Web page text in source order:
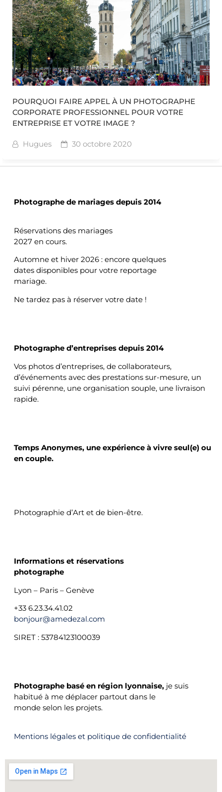
POURQUOI FAIRE APPEL À UN PHOTOGRAPHE
CORPORATE PROFESSIONNEL POUR VOTRE
ENTREPRISE ET VOTRE IMAGE ?
Hugues 30 octobre 2020
Photographe de mariages depuis 2014
Réservations des mariages
2027 en cours.
Automne et hiver 2026 : encore quelques
dates disponibles pour votre reportage
mariage.
Ne tardez pas à réserver votre date !
Photographe d’entreprises depuis 2014
Vos photos d’entreprises, de collaborateurs,
d’événements avec des prestations sur-mesure, un
suivi pérenne, une organisation souple, une livraison
rapide.
Temps Anonymes, une expérience à vivre seul(e) ou
en couple.
Photographie d’Art et de bien-être.
Informations et réservations
photographe
Lyon – Paris – Genève
+33 6.23.34.41.02
bonjour@amedezal.com
SIRET : 53784123100039
Photographe basé en région lyonnaise,je suis
habitué à me déplacer partout dans le
monde selon les projets.
Mentions légales et politique de confidentialité